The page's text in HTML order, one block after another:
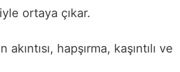
ortaya çıkar.
hapşırma, kaşıntılı ve